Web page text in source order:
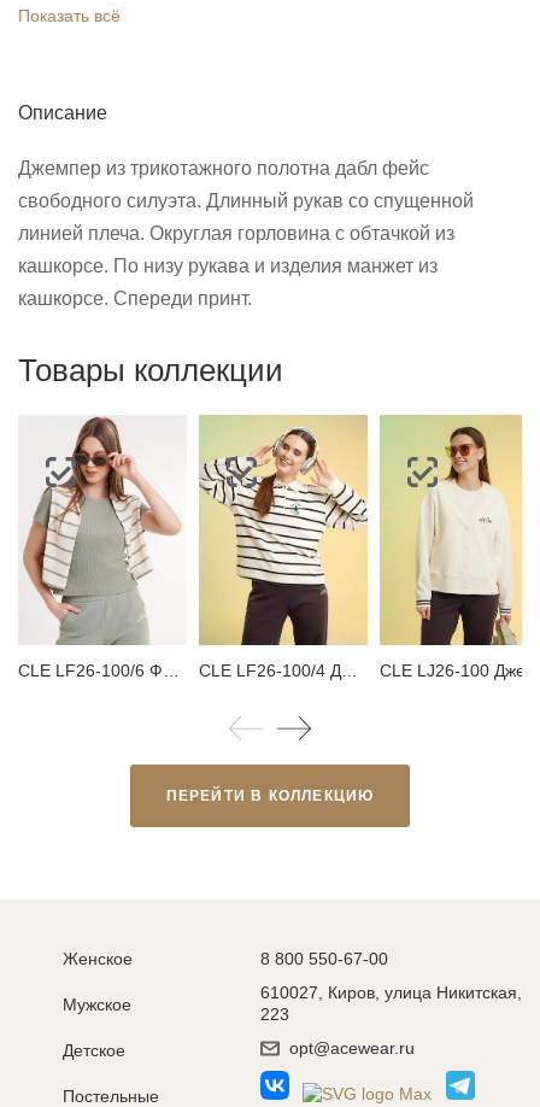
Показать всё
Описание
Джемпер из трикотажного полотна дабл фейс
свободного силуэта. Длинный рукав со спущенной
линией плеча. Округлая горловина с обтачкой из
кашкорсе. По низу рукава и изделия манжет из
кашкорсе. Спереди принт.
Товары коллекции
ПЕРЕЙТИ В КОЛЛЕКЦИЮ
Женское
Мужское
Детское
Постельные
8 800 550-67-00
610027, Киров, улица Никитская,
223
opt@acewear.ru